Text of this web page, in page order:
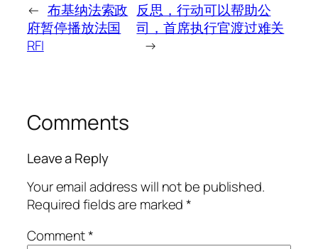
← 布基纳法索政
府暂停播放法国
RFI
反思，行动可以帮助公
司，首席执行官渡过难关
→
Comments
Leave a Reply
Your email address will not be published.
Required fields are marked*
Comment*